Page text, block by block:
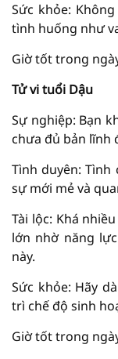
Sức khỏe:
tình huống như
Giờ tốt trong
Tử vi tuổi Dậu
Sự nghiệp: Bạn
chưa đủ bản lĩnh
Tình duyên:
sự mới mẻ và
Tài lộc: Khá
lớn nhờ năng
này.
Sức khỏe: Hãy
trì chế độ sinh
Giờ tốt trong